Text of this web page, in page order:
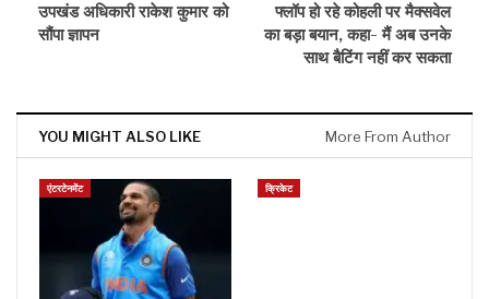
उपखंड अधिकारी राकेश कुमार को
सौंपा ज्ञापन
फ्लॉप हो रहे कोहली पर मैक्सवेल
का बड़ा बयान, कहा- मैं अब उनके
साथ बैटिंग नहीं कर सकता
YOU MIGHT ALSO LIKE More From Author
एंटरटेनमेंट क्रिकेट